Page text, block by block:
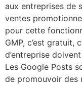
aux entreprises de
ventes
pour cette
GMP, c’est gratuit,
d’entreprise
Les Google Posts
de promouvoir des